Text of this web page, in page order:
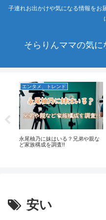
子連れお出かけや気になる情報をお
そらりんママの気
エンタメ、トレンド
永尾柚乃に妹はいる？兄弟や親な
ど家族構成を調査!!
安い